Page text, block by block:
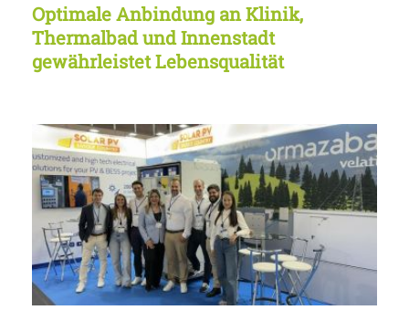
Optimale Anbindung an Klinik,
Thermalbad und Innenstadt
gewährleistet Lebensqualität